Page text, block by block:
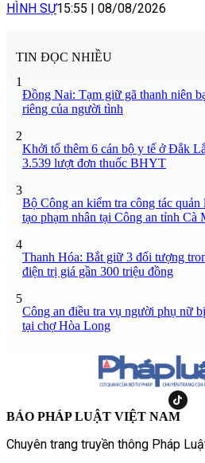
HÌNH SỰ15:55 08/08/2026
TIN ĐỌC NHIỀU
1
Đồng Nai: Tạm giữ gã thanh niên
riêng của người tình
2
Khởi tố thêm 6 cán bộ y tế ở Đắk
3.539 lượt đơn thuốc BHYT
3
Bộ Công an kiểm tra công tác
tạo phạm nhân tại Công an tỉnh Cà
4
Thanh Hóa: Bắt giữ 3 đối tượng
điện trị giá gần 300 triệu đồng
5
Công an điều tra vụ người phụ nữ
tại chợ Hòa Long
BÁO PHÁP LUẬT VIỆT NAM
Chuyên trang truyền thông Pháp